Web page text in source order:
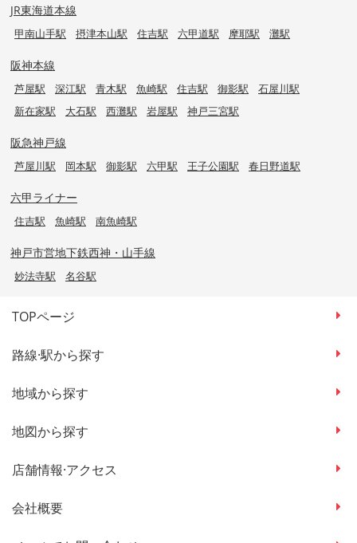
JR東海道本線
甲南山手駅 摂津本山駅 住吉駅 六甲道駅 摩耶駅 灘駅
阪神本線
芦屋駅 深江駅 青木駅 魚崎駅 住吉駅 御影駅
石屋川駅
新在家駅
大石駅 西灘駅 岩屋駅 神戸三宮駅
阪急神戸線
芦屋川駅 岡本駅 御影駅 六甲駅 王子公園駅 春日野道駅
六甲ライナー
住吉駅 魚崎駅 南魚崎駅
神戸市営地下鉄西神・山手線
妙法寺駅 名谷駅
TOPページ
路線·駅から探す
地域から探す
地図から探す
店舗情報·アクセス
会社概要